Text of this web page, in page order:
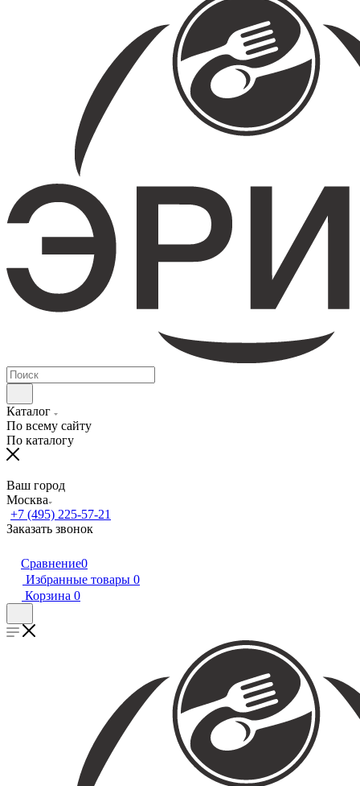
Каталог
По всему сайту
По каталогу
Ваш город
Москва
+7 (495) 225-57-21
Заказать звонок
Сравнение0
Избранные товары 0
Корзина 0